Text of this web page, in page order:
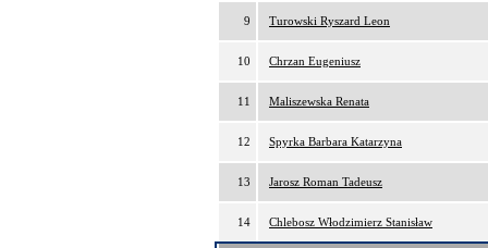
9 Turowski Ryszard Leon
10 Chrzan Eugeniusz
11 Maliszewska Renata
12 Spyrka Barbara Katarzyna
13 Jarosz Roman Tadeusz
14 Chlebosz Włodzimierz Stanisław